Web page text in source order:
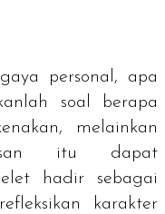
personal, apa
soal berapa
melainkan
itu dapat
hadir sebagai
karakter